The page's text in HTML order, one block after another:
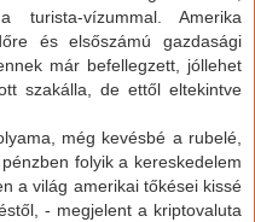
vízummal. Amerika
és elsőszámú gazdasági
már befellegzett, jóllehet
szakálla, de ettől eltekintve
még kevésbé a rubelé,
folyik a kereskedelem
a világ amerikai tőkései kissé
- megjelent a kriptovaluta